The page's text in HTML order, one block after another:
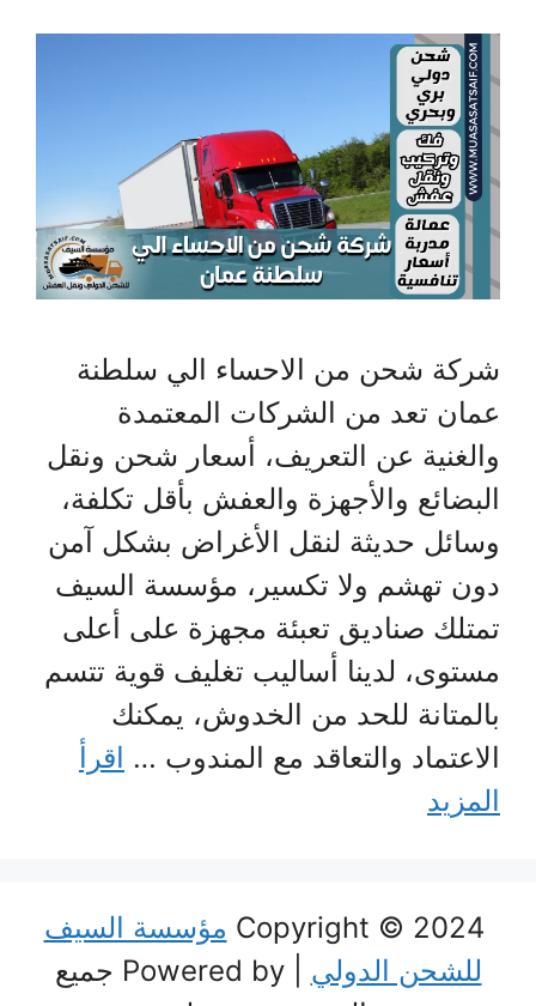
شركة شحن من الاحساء الي سلطنة
عمان تعد من الشركات المعتمدة
والغنية عن التعريف، أسعار شحن ونقل
البضائع والأجهزة والعفش بأقل تكلفة،
وسائل حديثة لنقل الأغراض بشكل آمن
دون تهشم ولا تكسير، مؤسسة السيف
تمتلك صناديق تعبئة مجهزة على أعلى
مستوى، لدينا أساليب تغليف قوية تتسم
بالمتانة للحد من الخدوش، يمكنك
الاعتماد والتعاقد مع المندوب … اقرأ
المزيد
مؤسسة السيف
للشحن الدولي
| Powered by جميع